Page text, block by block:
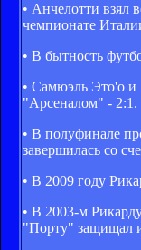
• Анчелотти
чемпионате
• В бытность
• Самюэль Это'о и
"Арсеналом" - 2:1.
• В полуфинале
завершилась со
• В 2009 году
• В 2003-м
"Порту" защищал